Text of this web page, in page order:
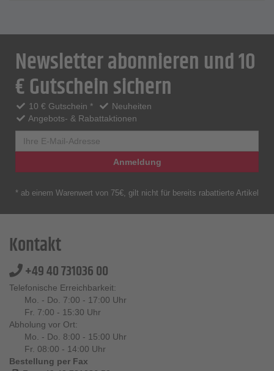
Newsletter abonnieren und 10
€ Gutschein sichern
10 € Gutschein *
Neuheiten
Angebots- & Rabattaktionen
Anmeldung
* ab einem Warenwert von 75€, gilt nicht für bereits rabattierte Artikel
Kontakt
+49 40 731036 00
Telefonische Erreichbarkeit:
Mo. - Do. 7:00 - 17:00 Uhr
Fr. 7:00 - 15:30 Uhr
Abholung vor Ort:
Mo. - Do. 8:00 - 15:00 Uhr
Fr. 08:00 - 14:00 Uhr
Bestellung per Fax